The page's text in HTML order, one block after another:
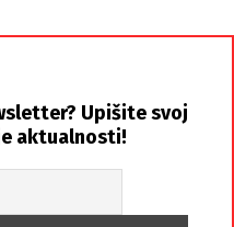
Upišite svoj
aktualnosti!